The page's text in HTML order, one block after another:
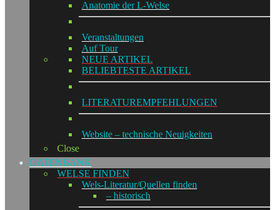
Anatomie der L-Welse
Veranstaltungen
Auf Tour
NEUE ARTIKEL
BELIEBTESTE ARTIKEL
LITERATUREMPFEHLUNGEN
Website – technische Neuigkeiten
Close
DATENBANK
WELSE FINDEN
Wels-Literatur/Quellen finden
– historisch